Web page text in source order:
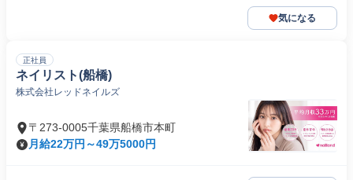
気になる
正社員
ネイリスト(船橋)
株式会社レッドネイルズ
〒273-0005千葉県船橋市本町
月給22万円～49万5000円